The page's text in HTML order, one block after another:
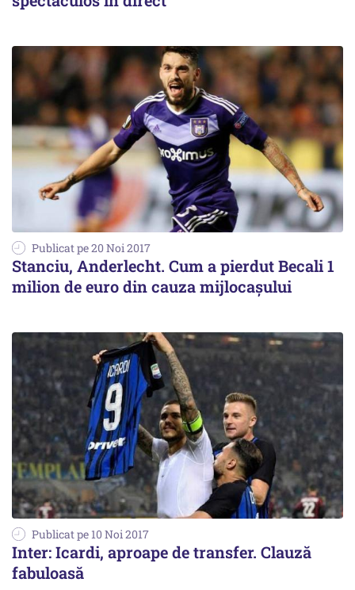
Publicat pe 20 Noi 2017
Stanciu, Anderlecht. Cum a pierdut Becali 1
milion de euro din cauza mijlocașului
Publicat pe 10 Noi 2017
Inter: Icardi, aproape de transfer. Clauză
fabuloasă